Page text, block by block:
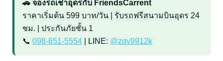
🚗 จองรถเช่าอุดรกับ FriendsCarrent
ราคาเริ่มต้น 599 บาท/วัน | รับรถฟรีสนามบินอุดร 24
ชม. | ประกันภัยชั้น 1
📞 098-651-5554 | LINE: @zqv9912k